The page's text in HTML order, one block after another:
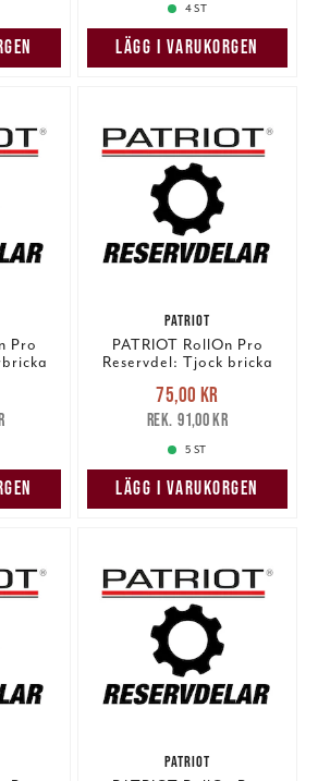
4 ST
LÄGG I VARUKORGEN
Pro
pris
PATRIOT
PATRIOT RollOn Pro
Reservdel: Tjock bricka
Nuvarande pris
75,00 krTidigare pris
91,00 kr
75,00 kr
91,00 kr
5 ST
LÄGG I VARUKORGEN
PATRIOT